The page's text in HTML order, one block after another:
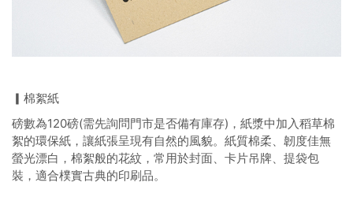
▎棉絮紙
磅數為120磅(需先詢問門市是否備有庫存)，紙漿中加入稻草棉
絮的環保紙，讓紙張呈現有自然的風貌。紙質棉柔、韌度佳無
螢光漂白，棉絮般的花紋，常用於封面、卡片吊牌、提袋包
裝，適合樸實古典的印刷品。